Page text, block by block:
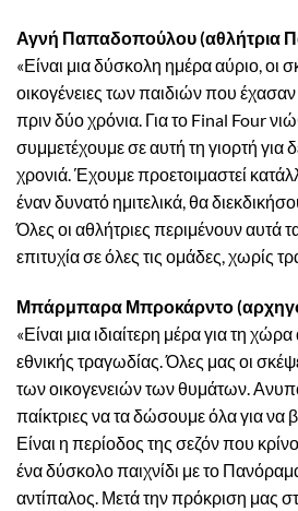
Αγνή Παπαδοπούλου (αθλήτρια
«Είναι μια δύσκολη ημέρα αύριο, οι
οικογένειες των παιδιών που
πριν δύο χρόνια. Για το Final Four
συμμετέχουμε σε αυτή τη γιορτή για
χρονιά. Έχουμε προετοιμαστεί
έναν δυνατό ημιτελικά, θα
Όλες οι αθλήτριες περιμένουν αυτά
επιτυχία σε όλες τις ομάδες, χωρίς
Μπάρμπαρα Μπροκάρντο
«Είναι μια ιδιαίτερη μέρα για τη
εθνικής τραγωδίας. Όλες μας οι
των οικογενειών των θυμάτων.
παίκτριες να τα δώσουμε όλα για να
Είναι η περίοδος της σεζόν που
ένα δύσκολο παιχνίδι με το
αντίπαλος. Μετά την πρόκριση μας